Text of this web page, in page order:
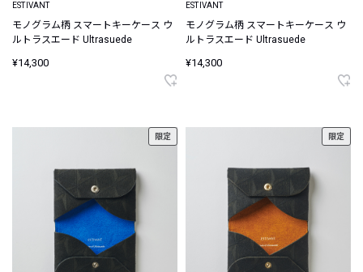
ESTIVANT
モノグラム柄 スマートキーケース ウ
ルトラスエード Ultrasuede
¥14,300
ESTIVANT
モノグラム柄 スマートキーケース ウ
ルトラスエード Ultrasuede
¥14,300
限定 限定